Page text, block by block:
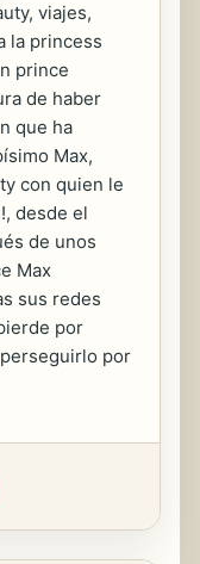
viajes,
la princess
prince
de haber
que ha
Max,
con quien le
desde el
de unos
Max
sus redes
por
por